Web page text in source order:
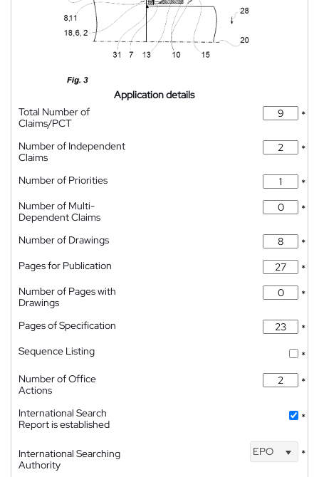
Application details
Total Number of
Claims/PCT
*
Number of Independent
Claims
*
Number of Priorities
*
Number of Multi-
Dependent Claims
*
Number of Drawings
*
Pages for Publication
*
Number of Pages with
Drawings
*
Pages of Specification
*
Sequence Listing
*
Number of Office
Actions
*
International Search
Report is established
*
International Searching
Authority
EPO *